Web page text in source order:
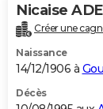
Nicaise
Créer une
Naissance
14/12/1906 à
Décès